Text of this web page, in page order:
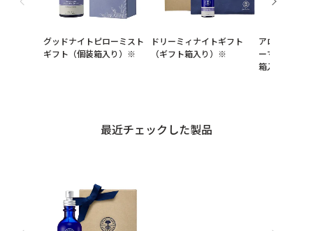
グッドナイトピローミスト
ギフト（個装箱入り）※
ドリーミィナイトギフト
（ギフト箱入り）※
アロマソケッ
ーマンズバラ
箱入り）※
最近チェックした製品